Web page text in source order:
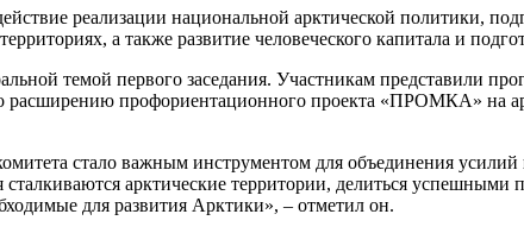
реализации национальной арктической политики,
а также развитие человеческого капитала и
темой первого заседания. Участникам представили
профориентационного проекта «ПРОМКА» на
стало важным инструментом для объединения
арктические территории, делиться
для развития Арктики», – отметил он.